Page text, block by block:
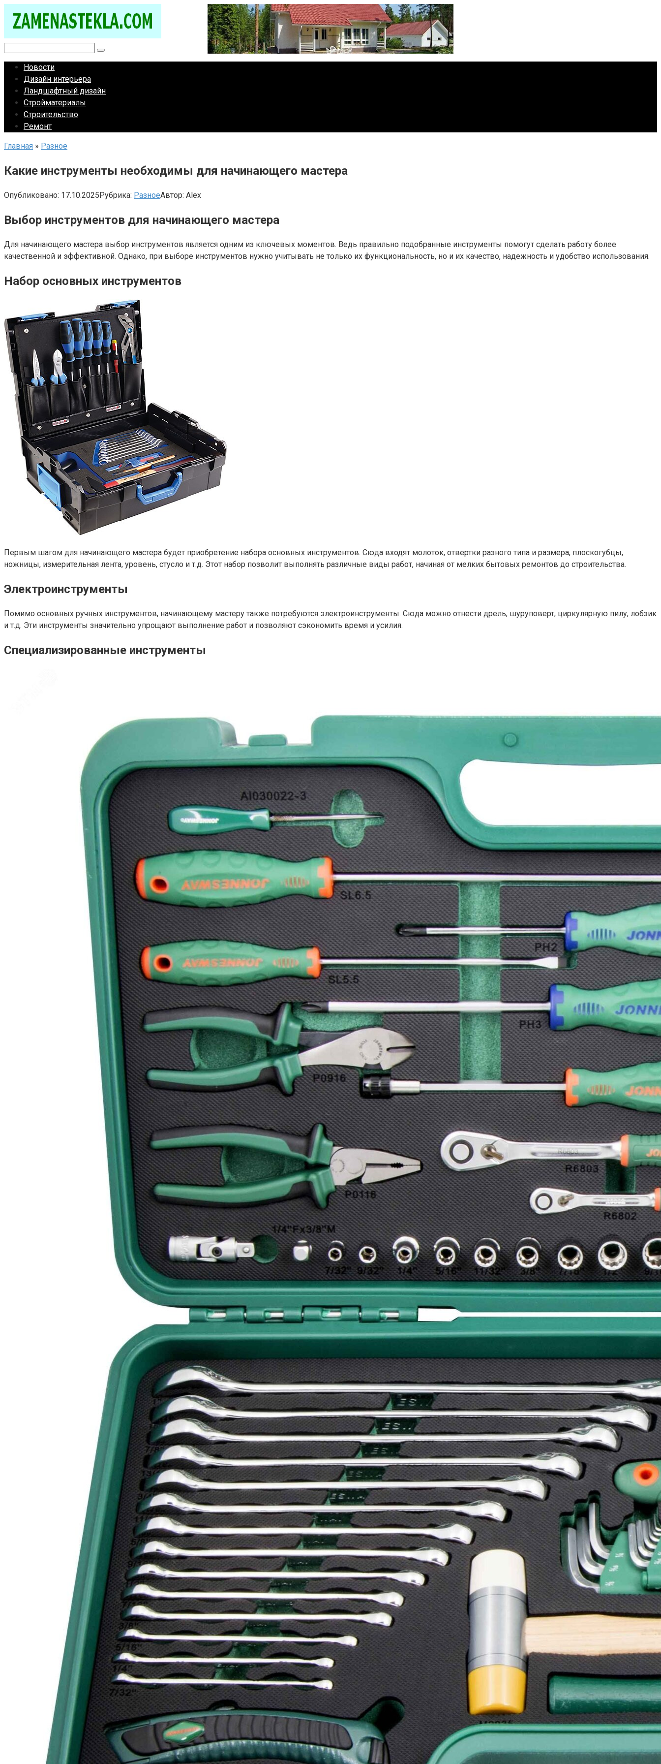
Новости
Дизайн интерьера
Ландшафтный дизайн
Стройматериалы
Строительство
Ремонт
Главная » Разное
Какие инструменты необходимы для начинающего мастера
Опубликовано: 17.10.2025Рубрика: РазноеАвтор: Alex
Выбор инструментов для начинающего мастера
Для начинающего мастера выбор инструментов является одним из ключевых моментов. Ведь правильно подобранные инструменты помогут сделать работу более
качественной и эффективной. Однако, при выборе инструментов нужно учитывать не только их функциональность, но и их качество, надежность и удобство использования.
Набор основных инструментов
Первым шагом для начинающего мастера будет приобретение набора основных инструментов. Сюда входят молоток, отвертки разного типа и размера, плоскогубцы,
ножницы, измерительная лента, уровень, стусло и т.д. Этот набор позволит выполнять различные виды работ, начиная от мелких бытовых ремонтов до строительства.
Электроинструменты
Помимо основных ручных инструментов, начинающему мастеру также потребуются электроинструменты. Сюда можно отнести дрель, шуруповерт, циркулярную пилу, лобзик
и т.д. Эти инструменты значительно упрощают выполнение работ и позволяют сэкономить время и усилия.
Специализированные инструменты